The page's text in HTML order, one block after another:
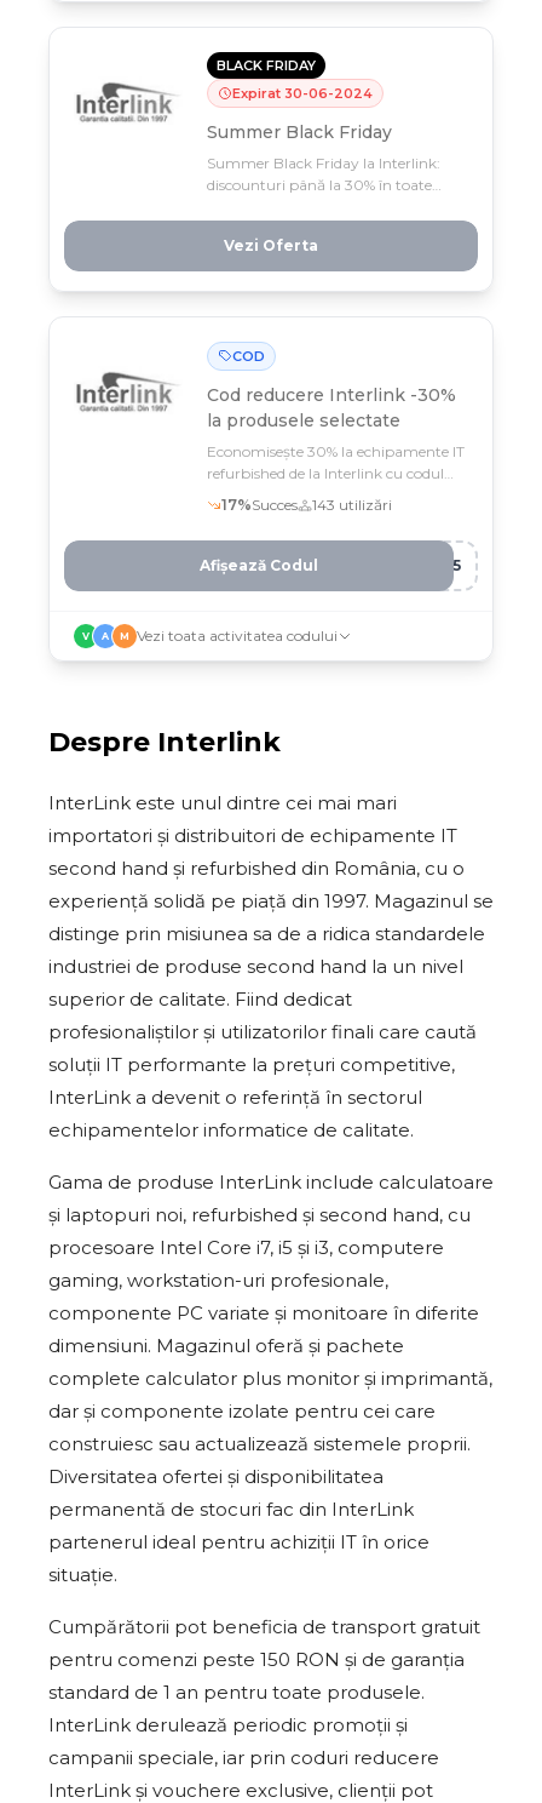
repeta.
BLACK FRIDAY
Expirat 30-06-2024
Summer Black Friday
Summer Black Friday la Interlink:
discounturi până la 30% în toate
économisește la fiecare cumpărătură.
Vezi Oferta
COD
Cod reducere Interlink -30%
la produsele selectate
Economisește 30% la echipamente IT
refurbished de la Interlink cu codul
DK***
17%Succes 143 utilizări
A85
Afișează Codul
V A M Vezi toata activitatea codului
Despre Interlink
InterLink este unul dintre cei mai mari
importatori și distribuitori de echipamente IT
second hand și refurbished din România, cu o
experiență solidă pe piață din 1997. Magazinul se
distinge prin misiunea sa de a ridica standardele
industriei de produse second hand la un nivel
superior de calitate. Fiind dedicat
profesionaliștilor și utilizatorilor finali care caută
soluții IT performante la prețuri competitive,
InterLink a devenit o referință în sectorul
echipamentelor informatice de calitate.
Gama de produse InterLink include calculatoare
și laptopuri noi, refurbished și second hand, cu
procesoare Intel Core i7, i5 și i3, computere
gaming, workstation-uri profesionale,
componente PC variate și monitoare în diferite
dimensiuni. Magazinul oferă și pachete
complete calculator plus monitor și imprimantă,
dar și componente izolate pentru cei care
construiesc sau actualizează sistemele proprii.
Diversitatea ofertei și disponibilitatea
permanentă de stocuri fac din InterLink
partenerul ideal pentru achiziții IT în orice
situație.
Cumpărătorii pot beneficia de transport gratuit
pentru comenzi peste 150 RON și de garanția
standard de 1 an pentru toate produsele.
InterLink derulează periodic promoții și
campanii speciale, iar prin coduri reducere
InterLink și vouchere exclusive, clienții pot